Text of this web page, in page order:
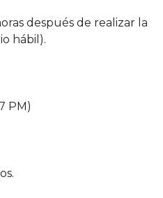
después de realizar la
hábil).
PM)